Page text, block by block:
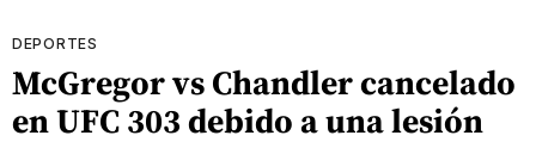
DEPORTES
McGregor vs Chandler cancelado
en UFC 303 debido a una lesión